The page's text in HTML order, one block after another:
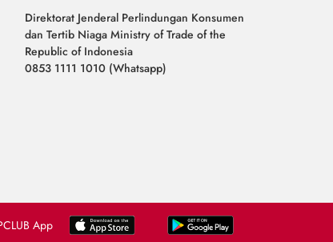
Direktorat Jenderal Perlindungan Konsumen
dan Tertib Niaga Ministry of Trade of the
Republic of Indonesia
0853 1111 1010 (Whatsapp)
App